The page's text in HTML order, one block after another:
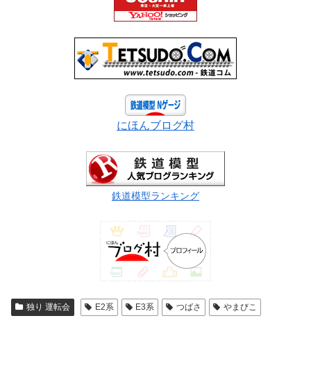
にほんブログ村
鉄道模型ランキング
独り 運転会 E2系 E3系 つばさ やまびこ